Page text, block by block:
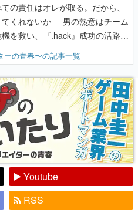
の責任はオレが取る。だから、
くれないか──男の熱意はチーム
を救い、『.hack』成功の活路を
界の快男児・松山 洋に流れる血は
ンプ』色だった【若ゲのいた
ーの青春〜の記事一覧
Youtube
RSS